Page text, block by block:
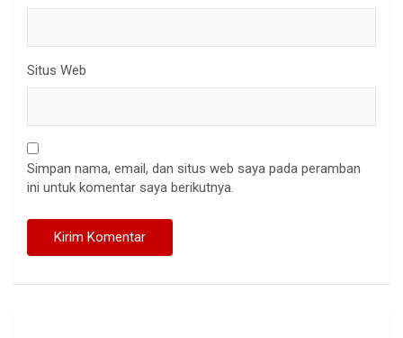
Situs Web
Simpan nama, email, dan situs web saya pada peramban
ini untuk komentar saya berikutnya.